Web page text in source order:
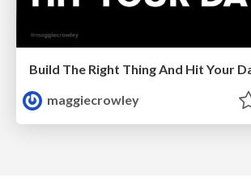
Build The Right Thing And Hit Your
maggiecrowley